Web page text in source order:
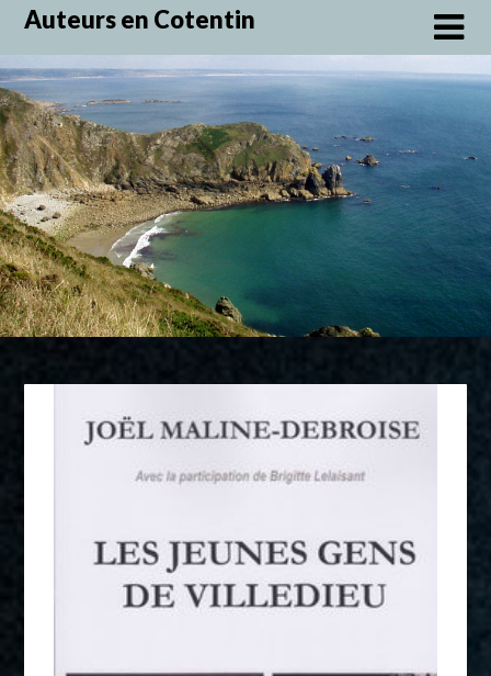
Skip
content
Auteurs en Cotentin